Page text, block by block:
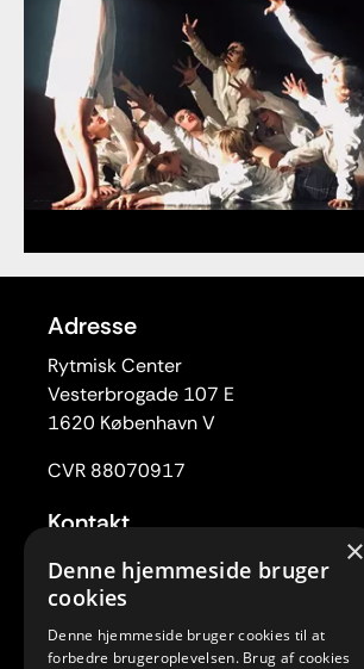
Adresse
Rytmisk Center
Vesterbrogade 107 E
1620 København V
CVR 88070917
Kontakt
Tlf. 33 22 59 84
Mail:rc@rytmiskcenter.dk
Kontorets åbningstider
×
Denne hjemmeside bruger
cookies
Denne hjemmeside bruger cookies til at
forbedre brugeroplevelsen. Brug af cookies